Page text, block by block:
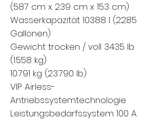
(587 cm x 239 cm x 153 cm)
Wasserkapazität 10388 l (2285
Gallonen)
Gewicht trocken / voll 3435 lb.
(1.558 kg)
10.791 kg (23.790 lb)
VIP Airless-
Antriebssystemtechnologie
Leistungsbedarfssystem 100 A.